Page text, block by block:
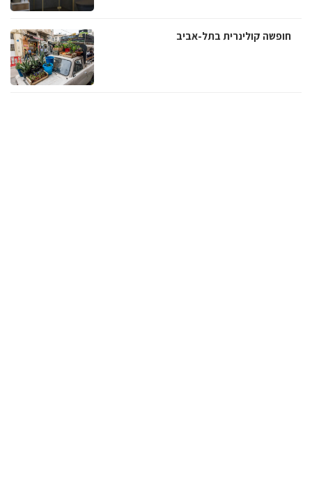
חופשה קולינרית בתל-אביב